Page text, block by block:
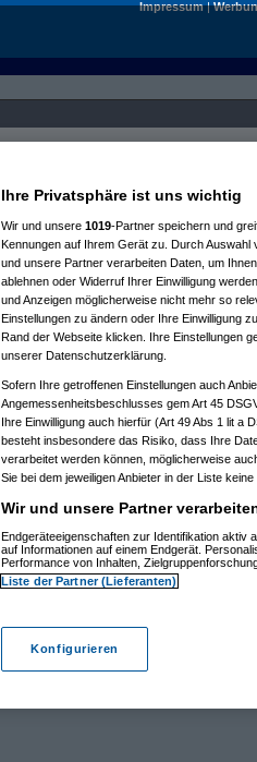
Impressum|
Ihre Privatsphäre ist uns wichtig
Wir und unsere 1019-Partner speichern und
Kennungen auf Ihrem Gerät zu. Durch Auswahl
und unsere Partner verarbeiten Daten, um
ablehnen oder Widerruf Ihrer Einwilligung
und Anzeigen möglicherweise nicht mehr so
Einstellungen zu ändern oder Ihre Einwilligung
Rand der Webseite klicken. Ihre Einstellungen
unserer Datenschutzerklärung.
Sofern Ihre getroffenen Einstellungen auch
Angemessenheitsbeschlusses gem Art 45
Ihre Einwilligung auch hierfür (Art 49 Abs 1 lit a
besteht insbesondere das Risiko, dass Ihre
verarbeitet werden können, möglicherweise
Sie bei dem jeweiligen Anbieter in der Liste keine
Wir und unsere Partner
Endgeräteeigenschaften zur Identifikation aktiv
auf Informationen auf einem Endgerät.
Performance von Inhalten,
Liste der Partner (Lieferanten)
Konfigurieren